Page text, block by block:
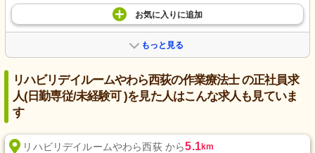
お気に入り に追加
もっと見る
リハビリデイルームやわら西荻の作業療法士 の正社員求
人(日勤専従/未経験可 )を見た人はこんな求人も見ていま
す
リハビリデイルームやわら西荻 から5.1km